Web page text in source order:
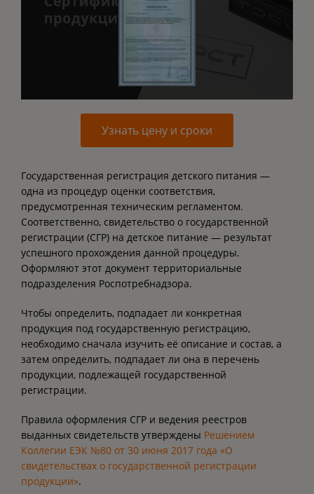
Узнать цену и сроки
Государственная регистрация детского питания —
одна из процедур оценки соответствия,
предусмотренная техническим регламентом.
Соответственно, свидетельство о государственной
регистрации (СГР) на детское питание — результат
успешного прохождения данной процедуры.
Оформляют этот документ территориальные
подразделения Роспотребнадзора.
Чтобы определить, подпадает ли конкретная
продукция под государственную регистрацию,
необходимо сначала изучить её описание и состав, а
затем определить, подпадает ли она в перечень
продукции, подлежащей государственной
регистрации.
Правила оформления СГР и ведения реестров
выданных свидетельств утверждены Решением
Коллегии ЕЭК №80 от 30 июня 2017 года «О
свидетельствах о государственной регистрации
продукции».